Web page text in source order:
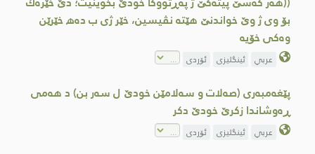
بۆ وی ژ وێ خواندنێ هێته‌ نڤیسین، خێر ژی ب ده‌ھ خێرێن
وه‌كی خۆیه‌
عربي ئینگلیزی ئۆردی
پێغه‌مبه‌ری (صه‌لات و سه‌لامێن خودێ ل سه‌ر بن) د هه‌می
ڕه‌وشاندا زكرێ خودێ دكر
عربي ئینگلیزی ئۆردی